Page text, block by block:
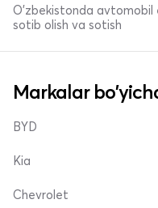
O'zbekistonda avtomobil
sotib olish va sotish
Markalar
BYD
Kia
Chevrolet